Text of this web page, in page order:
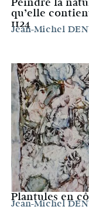
Peindre la
qu’elle
1124
Jean-Michel
Plantules en
Jean-Michel